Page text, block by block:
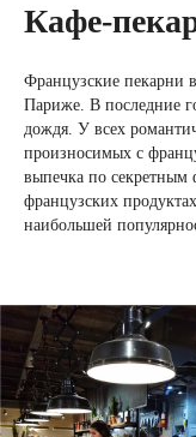
Кафе-
Французские пекарни
Париже. В последние
дождя. У всех
произносимых с
выпечка по секретным
французских
наибольшей